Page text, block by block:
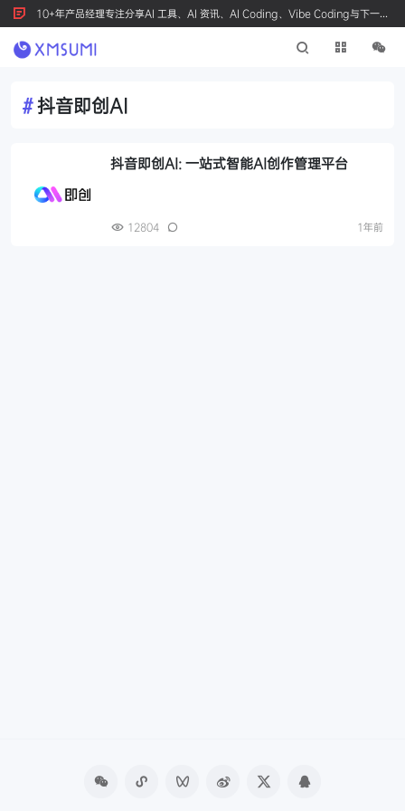
10+年产品经理专注分享AI 工具、AI 资讯、AI Coding、Vibe Coding与下一代
产品创新，按 Ctrl+D 收藏我们
#抖音即创AI
抖音即创AI: 一站式智能AI创作管理平台
12804 1年前